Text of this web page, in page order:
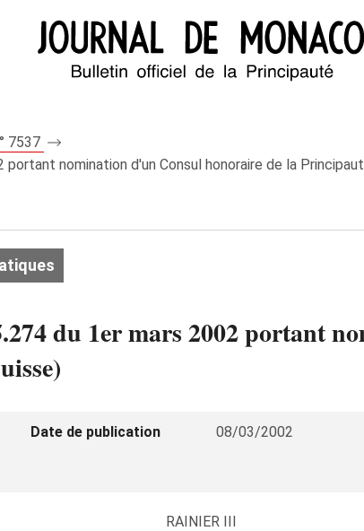
7537
portant nomination d'un Consul honoraire de la
du 1er mars 2002 portant
Date de publication 08/03/2002
RAINIER III